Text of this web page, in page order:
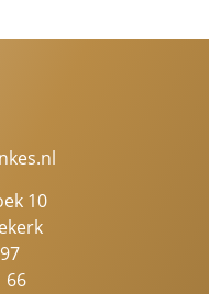
10
66